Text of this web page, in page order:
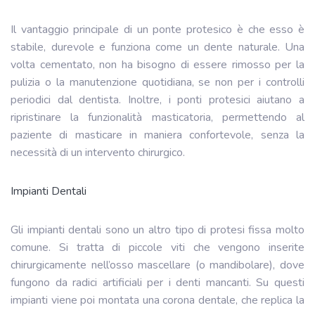
Il vantaggio principale di un ponte protesico è che esso è
stabile, durevole e funziona come un dente naturale. Una
volta cementato, non ha bisogno di essere rimosso per la
pulizia o la manutenzione quotidiana, se non per i controlli
periodici dal dentista. Inoltre, i ponti protesici aiutano a
ripristinare la funzionalità masticatoria, permettendo al
paziente di masticare in maniera confortevole, senza la
necessità di un intervento chirurgico.
Impianti Dentali
Gli impianti dentali sono un altro tipo di protesi fissa molto
comune. Si tratta di piccole viti che vengono inserite
chirurgicamente nell’osso mascellare (o mandibolare), dove
fungono da radici artificiali per i denti mancanti. Su questi
impianti viene poi montata una corona dentale, che replica la